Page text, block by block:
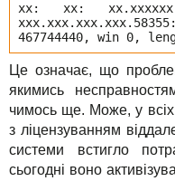
xx: xx: xx.xxxxxx
467744440, win 0,
Це означає, що
якимись
чимось ще. Може, у всіх
з ліцензуванням
системи встигло
сьогодні воно